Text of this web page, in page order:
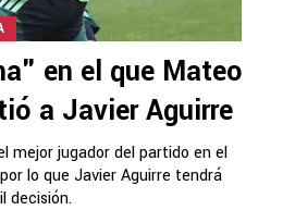
en el que Mateo
a Javier Aguirre
mejor jugador del partido en el
lo que Javier Aguirre tendrá
decisión.